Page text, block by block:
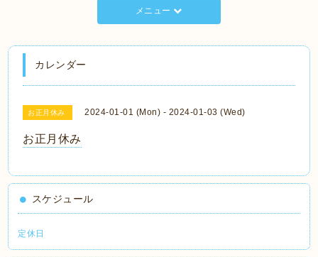
メニュー
カレンダー
お正月休み 2024-01-01 (Mon) - 2024-01-03 (Wed)
お正月休み
スケジュール
定休日